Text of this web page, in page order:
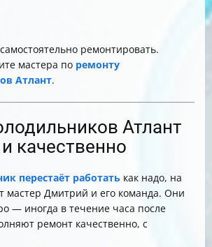
ремонтировать.
мастера по ремонту
Атлант.
Атлант
качественно
перестаёт работать как надо, на
мастер Дмитрий и его команда. Они
— иногда в течение часа после
ремонт качественно, с